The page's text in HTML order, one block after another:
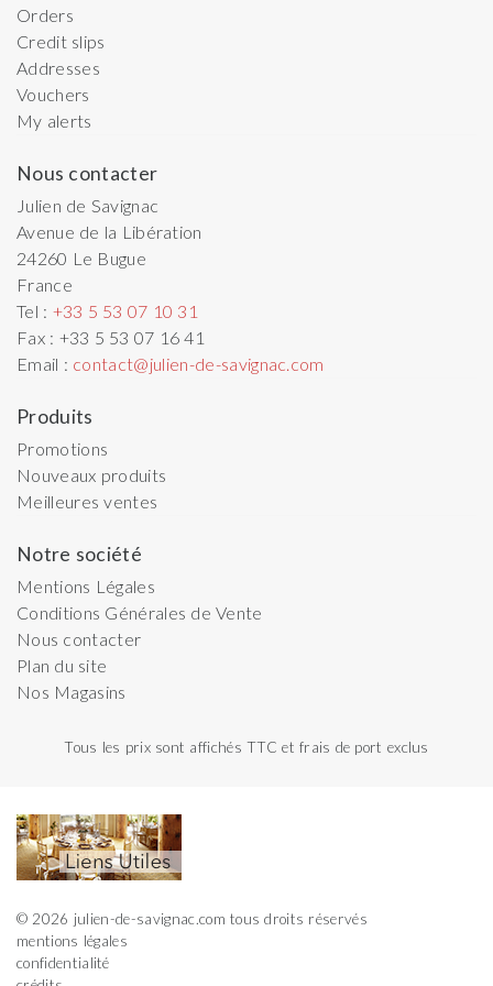
Orders
Credit slips
Addresses
Vouchers
My alerts
Nous contacter
Julien de Savignac
Avenue de la Libération
24260 Le Bugue
France
Tel : +33 5 53 07 10 31
Fax : +33 5 53 07 16 41
Email : contact@julien-de-savignac.com
Produits
Promotions
Nouveaux produits
Meilleures ventes
Notre société
Mentions Légales
Conditions Générales de Vente
Nous contacter
Plan du site
Nos Magasins
Tous les prix sont affichés TTC et frais de port exclus
© 2026 julien-de-savignac.com tous droits réservés
mentions légales
confidentialité